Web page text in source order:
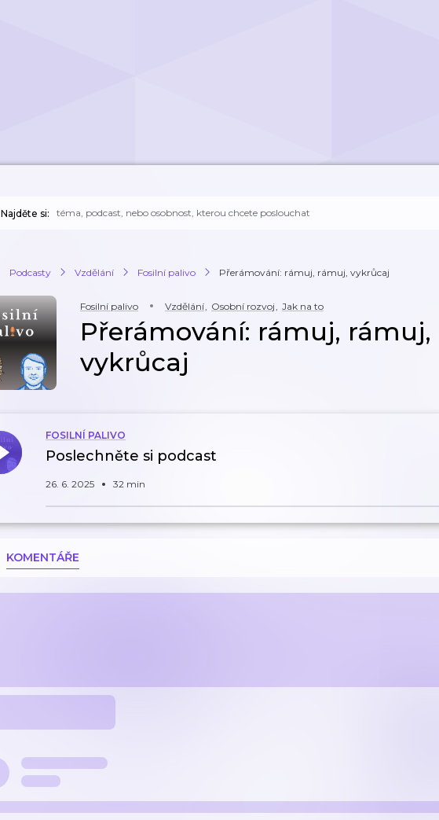
Najděte si:
Podcasty Vzdělání Fosilní palivo Přerámování: rámuj, rámuj, vykrůcaj
Fosilní palivo Vzdělání, Osobní rozvoj, Jak na to
Přerámování: rámuj, rámuj,
vykrůcaj
FOSILNÍ PALIVO
Poslechněte si podcast
26. 6. 2025 32 min
KOMENTÁŘE